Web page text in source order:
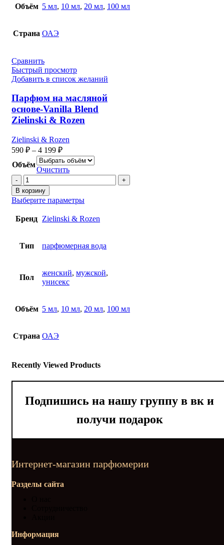
Объём 5 мл, 10 мл, 20 мл, 100 мл
Страна ОАЭ
Сравнить
Быстрый просмотр
Добавить в список желаний
Парфюм на масляной
основе-Vanilla Blend
Zielinski & Rozen
Zielinski & Rozen
590 ₽ – 4 199 ₽
Объём
Очистить
Количество
товара
Парфюм
на
масляной
основе-
Blend
Zielinski
В корзину
Выберите параметры
Бренд Zielinski & Rozen
Тип парфюмерная вода
Пол
женский, мужской,
унисекс
Объём 5 мл, 10 мл, 20 мл, 100 мл
Страна ОАЭ
Recently Viewed Products
Подпишись на нашу группу в вк и
получи подарок
Интернет-магазин парфюмерии
Разделы сайта
Информация